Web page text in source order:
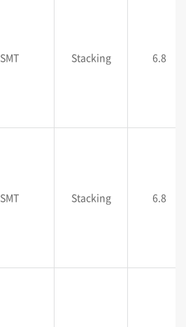
SMT Stacking 6.8
SMT Stacking 6.8